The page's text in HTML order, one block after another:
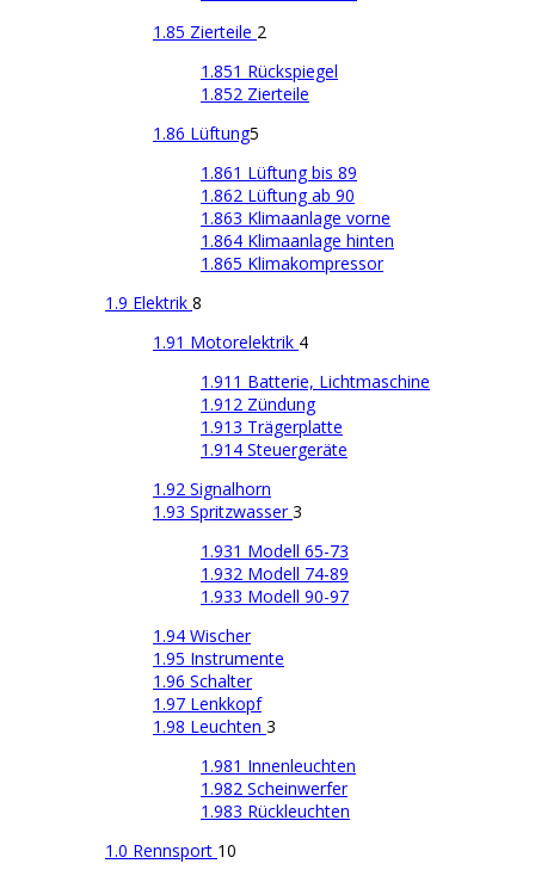
1.85 Zierteile 2
1.851 Rückspiegel
1.852 Zierteile
1.86 Lüftung5
1.861 Lüftung bis 89
1.862 Lüftung ab 90
1.863 Klimaanlage vorne
1.864 Klimaanlage hinten
1.865 Klimakompressor
1.9 Elektrik 8
1.91 Motorelektrik 4
1.911 Batterie, Lichtmaschine
1.912 Zündung
1.913 Trägerplatte
1.914 Steuergeräte
1.92 Signalhorn
1.93 Spritzwasser3
1.931 Modell 65-73
1.932 Modell 74-89
1.933 Modell 90-97
1.94 Wischer
1.95 Instrumente
1.96 Schalter
1.97 Lenkkopf
1.98 Leuchten 3
1.981 Innenleuchten
1.982 Scheinwerfer
1.983 Rückleuchten
1.0 Rennsport 10